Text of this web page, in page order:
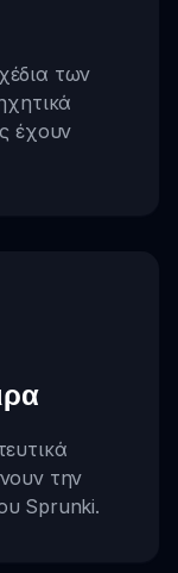
των
έχουν
την
Sprunki.